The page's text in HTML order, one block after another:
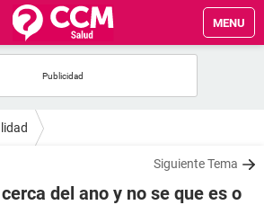
MENU
Siguiente Tema
del ano y no se que es o